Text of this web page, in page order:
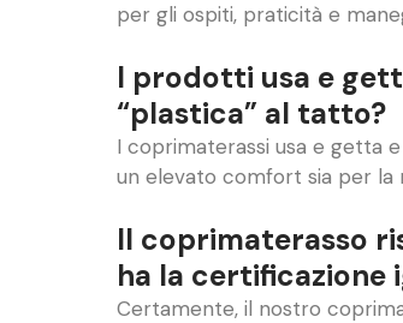
per gli ospiti, praticità e
I prodotti usa e
“plastica” al tatto?
I coprimaterassi usa e getta
un elevato comfort sia per la
Il coprimaterasso
ha la certificazione
Certamente, il nostro